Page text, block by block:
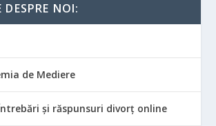
NOI:
de Mediere
Întrebări și răspunsuri divorț online